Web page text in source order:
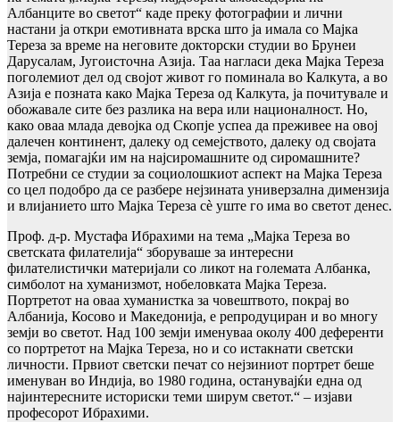
Албанците во светот“ каде преку фотографии и лични
настани ја откри емотивната врска што ја имала со Мајка
Тереза за време на неговите докторски студии во Брунеи
Дарусалам, Југоисточна Азија. Таа нагласи дека Мајка Тереза
поголемиот дел од својот живот го поминала во Калкута, а во
Азија е позната како Мајка Тереза од Калкута, ја почитувале и
обожавале сите без разлика на вера или националност. Но,
како оваа млада девојка од Скопје успеа да преживее на овој
далечен континент, далеку од семејството, далеку од својата
земја, помагајќи им на најсиромашните од сиромашните?
Потребни се студии за социолошкиот аспект на Мајка Тереза
со цел подобро да се разбере нејзината универзална димензија
и влијанието што Мајка Тереза сè уште го има во светот денес.
Проф. д-р. Мустафа Ибрахими на тема „Мајка Тереза во
светската филателија“ зборуваше за интересни
филателистички материјали со ликот на големата Албанка,
симболот на хуманизмот, нобеловката Мајка Тереза.
Портретот на овaa хуманистка за човештвото, покрај во
Албанија, Косово и Македонија, е репродуциран и во многу
земји во светот. Над 100 земји именуваа околу 400 деференти
со портретот на Мајка Тереза, но и со истакнати светски
личности. Првиот светски печат со нејзиниот портрет беше
именуван во Индија, во 1980 година, останувајќи една од
најинтересните историски теми ширум светот.“ – изјави
професорот Ибрахими.